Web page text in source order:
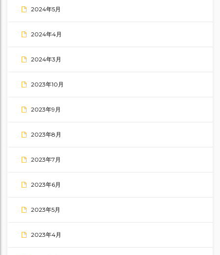
2024年5月
2024年4月
2024年3月
2023年10月
2023年9月
2023年8月
2023年7月
2023年6月
2023年5月
2023年4月